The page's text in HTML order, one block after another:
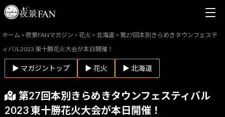
ホーム >夜景FANマガジン >花火 > 北海道 >第27回本別きらめきタウンフェステ
ィバル2023 東十勝花火大会が本日開催！
▶ マガジントップ ▶ 花火 ▶ 北海道
第27回本別きらめきタウンフェスティバル
2023 東十勝花火大会が本日開催！